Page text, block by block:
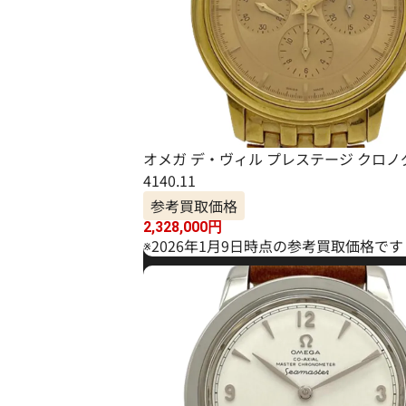
オメガ デ・ヴィル プレステージ クロノ
4140.11
参考買取価格
2,328,000円
※2026年1月9日時点の参考買取価格です